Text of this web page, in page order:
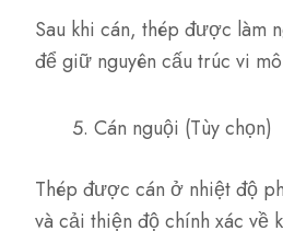
Sau khi cán, thép được làm
để giữ nguyên cấu trúc vi
Cán nguội (Tùy chọn)
Thép được cán ở nhiệt độ
và cải thiện độ chính xác về